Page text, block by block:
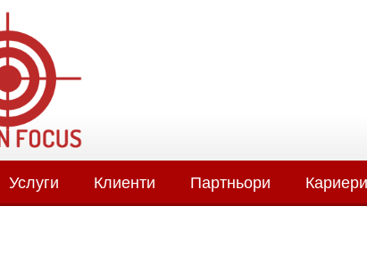
Услуги Клиенти Партньори Кариери